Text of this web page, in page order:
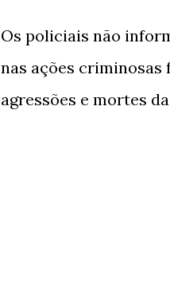
Os policiais não
nas ações criminosas
agressões e mortes